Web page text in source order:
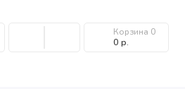
Корзина 0
0 р.